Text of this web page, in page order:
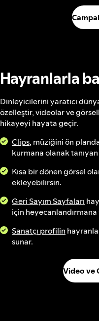
Hayranlarla
Dinleyicilerini yaratıcı
özelleştir, videolar ve
hikayeyi hayata geçir.
Clips, müziğini ön
kurmana olanak tanıyan
Kısa bir dönen görsel
ekleyebilirsin.
Geri Sayım Sayfaları
için heyecanlandırmana
Sanatçı profilin
sunar.
Video ve